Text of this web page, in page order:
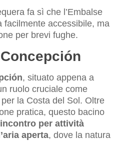
fa sì che l’Embalse
facilmente accessibile, ma
per brevi fughe.
, situato appena a
ruolo cruciale come
la Costa del Sol. Oltre
pratica, questo bacino
per attività
aperta, dove la natura